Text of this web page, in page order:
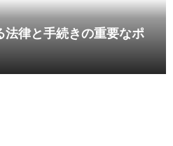
法律と手続きの重要なポ